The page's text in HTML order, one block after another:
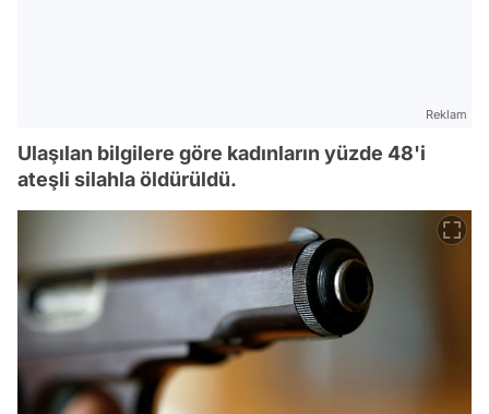
Reklam
Ulaşılan bilgilere göre kadınların yüzde 48'i
ateşli silahla öldürüldü.